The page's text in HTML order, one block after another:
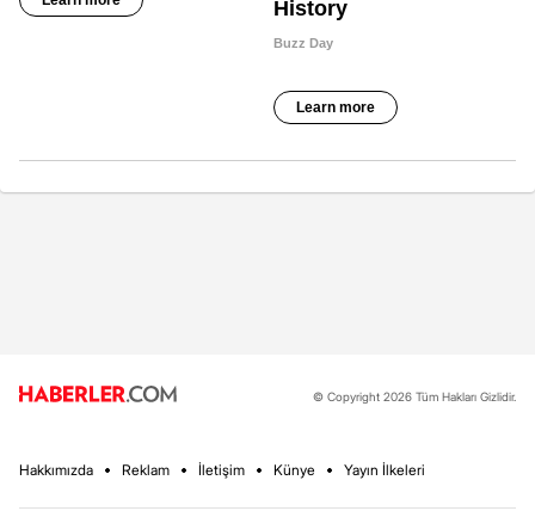
© Copyright 2026 Tüm Hakları Gizlidir.
Hakkımızda Reklam İletişim Künye Yayın İlkeleri